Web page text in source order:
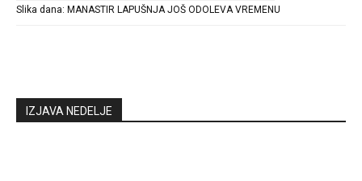
Slika dana: MANASTIR LAPUŠNJA JOŠ ODOLEVA VREMENU
IZJAVA NEDELJE